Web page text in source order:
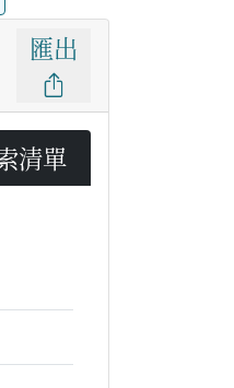
匯出
清單